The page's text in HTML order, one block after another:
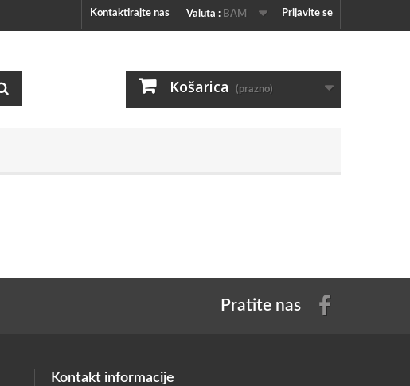
Prijavite se
Valuta : BAM
Kontaktirajte nas
Košarica (prazno)
Pratite nas
Kontakt informacije